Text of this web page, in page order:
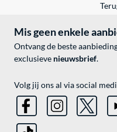
Mis geen enkele
Ontvang de beste
exclusieve nieuwsbrief.
Volg jij ons al via social